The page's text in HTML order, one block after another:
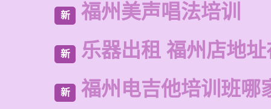
新 福州美声唱法培训
新 乐器出租 福州店地
新 福州电吉他培训班哪